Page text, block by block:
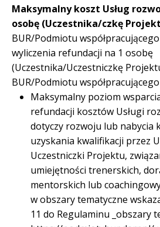
Maksymalny koszt Usług
osobę (Uczestnika/czkę
BUR/Podmiotu
wyliczenia refundacji na 1 osobę
(Uczestnika/Uczestniczkę
BUR/Podmiotu
Maksymalny poziom
refundacji kosztów Usługi
dotyczy rozwoju lub nabycia
uzyskania kwalifikacji przez
Uczestniczki Projektu,
umiejętności trenerskich,
mentorskich lub
w obszary tematyczne
11 do Regulaminu _obszary